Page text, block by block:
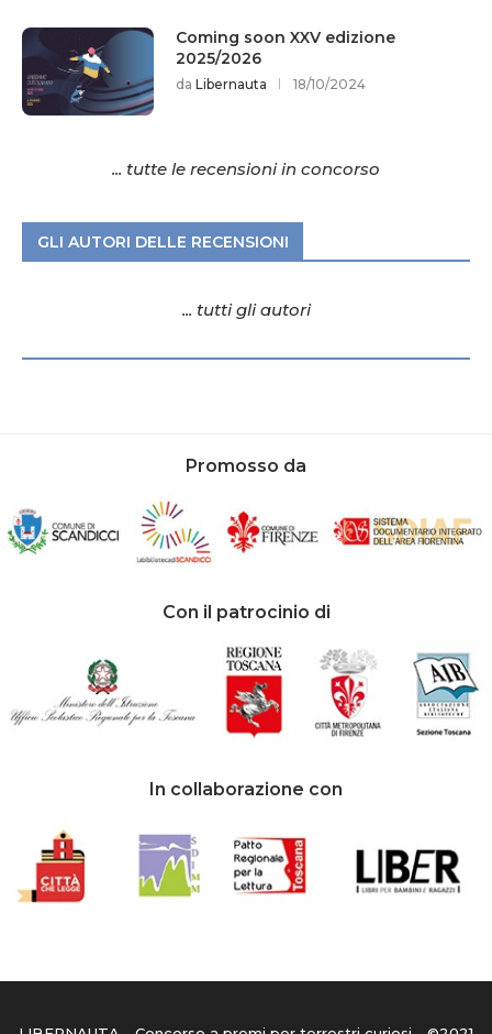
Coming soon XXV edizione
2025/2026
da Libernauta 18/10/2024
... tutte le recensioni in concorso
GLI AUTORI DELLE RECENSIONI
... tutti gli autori
Promosso da
Con il patrocinio di
In collaborazione con